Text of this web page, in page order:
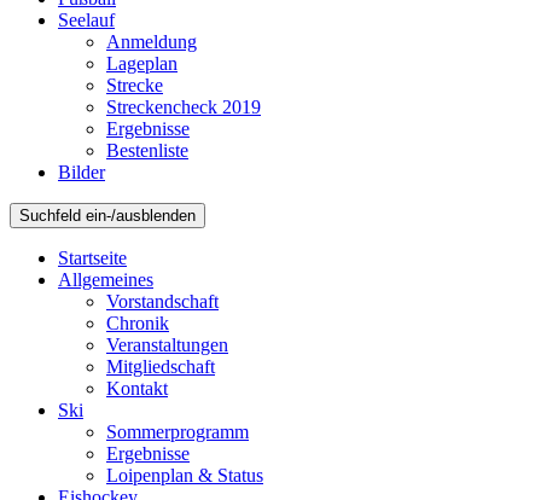
Seelauf
Anmeldung
Lageplan
Strecke
Streckencheck 2019
Ergebnisse
Bestenliste
Bilder
Suchfeld ein-/ausblenden
Startseite
Allgemeines
Vorstandschaft
Chronik
Veranstaltungen
Mitgliedschaft
Kontakt
Ski
Sommerprogramm
Ergebnisse
Loipenplan & Status